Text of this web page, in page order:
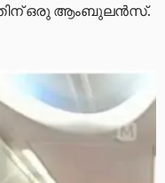
ഒരു ആംബുലൻസ്.